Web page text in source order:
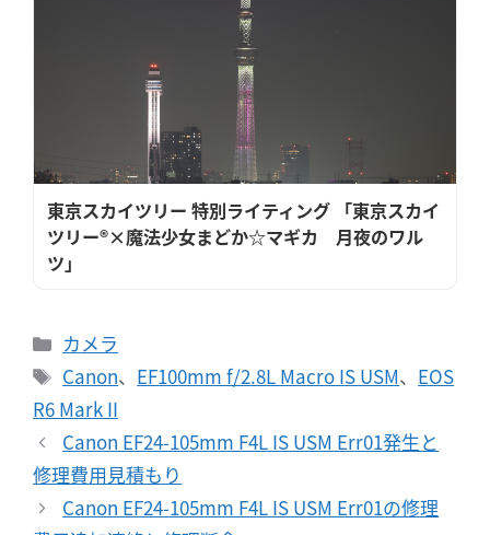
東京スカイツリー 特別ライティング 「東京スカイ
ツリー®×魔法少女まどか☆マギカ 月夜のワル
ツ」
カ
テ
ゴ
リ
ー
カメラ
タ
グ
Canon、 EF100mm f/2.8L Macro IS USM、 EOS
R6 Mark II
Canon EF24-105mm F4L IS USM Err01発生と
修理費用見積もり
Canon EF24-105mm F4L IS USM Err01の修理